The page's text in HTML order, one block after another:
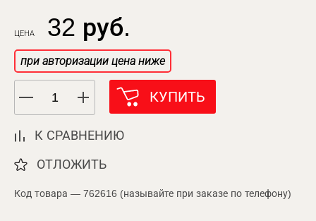
ЦЕНА 32 руб.
при авторизации цена ниже
КУПИТЬ
К СРАВНЕНИЮ
ОТЛОЖИТЬ
Код товара — 762616 (называйте при заказе по телефону)